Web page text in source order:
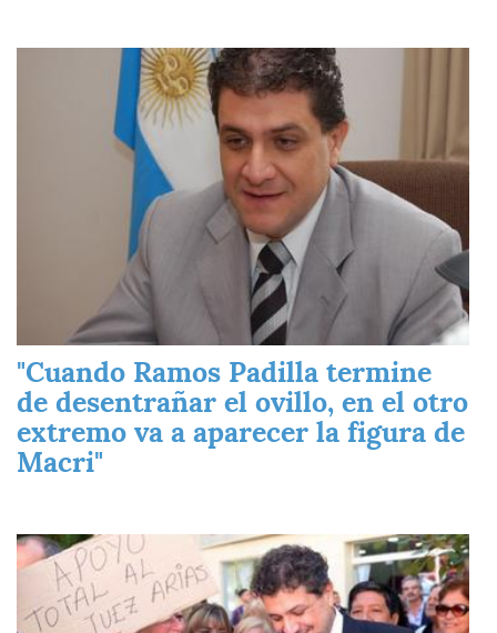
"Cuando Ramos Padilla termine
de desentrañar el ovillo, en el otro
extremo va a aparecer la figura de
Macri"
Imagen